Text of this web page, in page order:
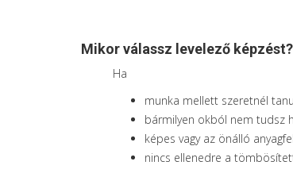
Mikor válassz levelező képzést?
Ha
munka mellett szeretnél
bármilyen okból nem tudsz
képes vagy az önálló
nincs ellenedre a